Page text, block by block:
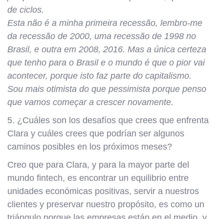
de ciclos.
Esta não é a minha primeira recessão, lembro-me
da recessão de 2000, uma recessão de 1998 no
Brasil, e outra em 2008, 2016. Mas a única certeza
que tenho para o Brasil e o mundo é que o pior vai
acontecer, porque isto faz parte do capitalismo.
Sou mais otimista do que pessimista porque penso
que vamos começar a crescer novamente.
5. ¿Cuáles son los desafíos que crees que enfrenta
Clara y cuáles crees que podrían ser algunos
caminos posibles en los próximos meses?
Creo que para Clara, y para la mayor parte del
mundo fintech, es encontrar un equilibrio entre
unidades económicas positivas, servir a nuestros
clientes y preservar nuestro propósito, es como un